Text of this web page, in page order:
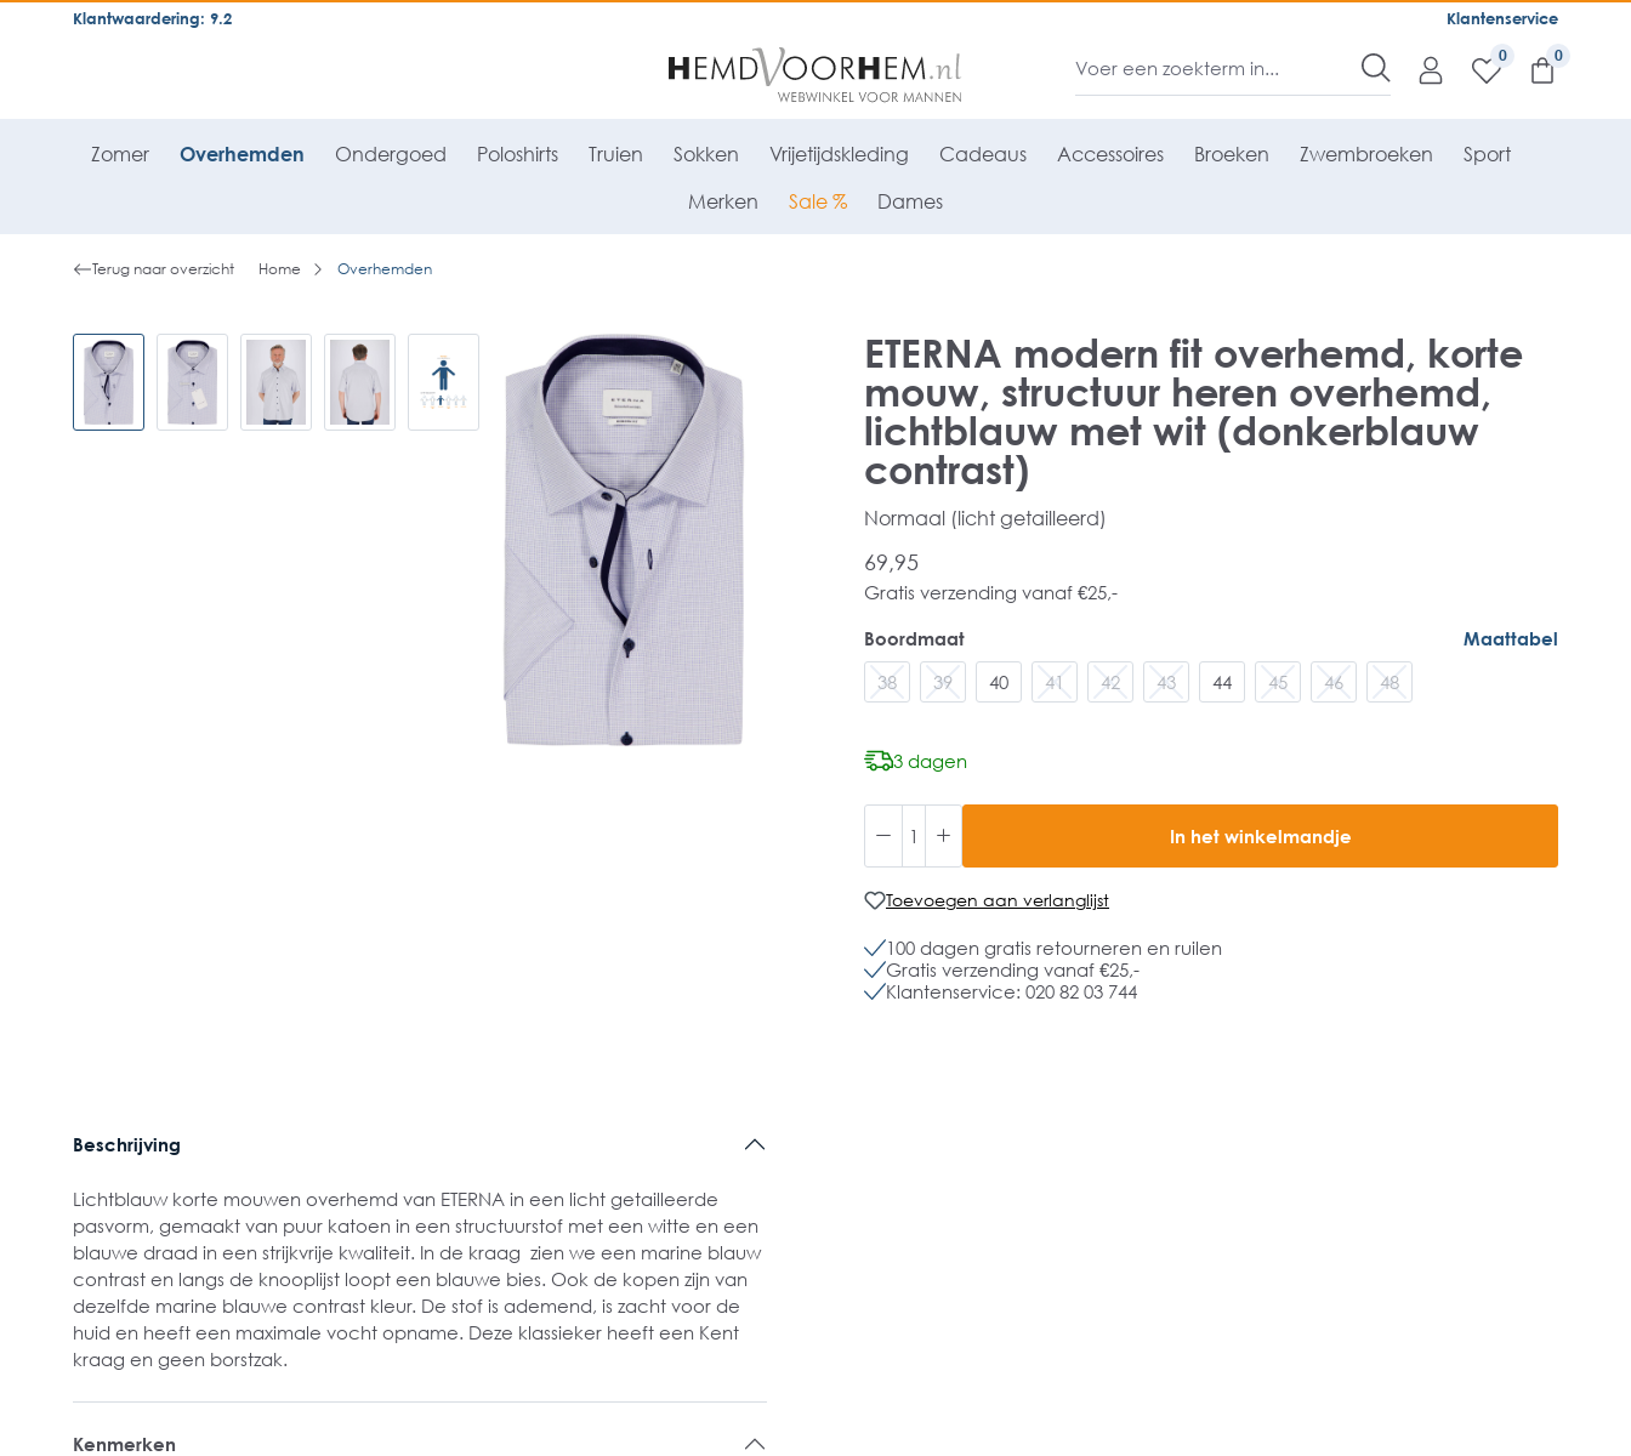
general.skipToNavigation Klantenservice
Klantwaardering: 9.2
0
Zomer Overhemden Ondergoed Poloshirts Truien Sokken Vrijetijdskleding Cadeaus Accessoires Broeken Zwembroeken Sport
Merken Sale % Dames
Terug naar overzicht Home Overhemden
ETERNA modern fit overhemd, korte
mouw, structuur heren overhemd,
lichtblauw met wit (donkerblauw
contrast)
Normaal (licht getailleerd)
69,95
Gratis verzending vanaf €25,-
Boordmaat
Maattabel
38
39 40 41 42 43 44 45 46 48
3 dagen
In het winkelmandje
Toevoegen aan verlanglijst
100 dagen gratis retourneren en ruilen
Gratis verzending vanaf €25,-
Klantenservice: 020 82 03 744
Beschrijving
Lichtblauw korte mouwen overhemd van ETERNA in een licht getailleerde
pasvorm, gemaakt van puur katoen in een structuurstof met een witte en een
blauwe draad in een strijkvrije kwaliteit. In de kraag zien we een marine blauw
contrast en langs de knooplijst loopt een blauwe bies. Ook de kopen zijn van
dezelfde marine blauwe contrast kleur. De stof is ademend, is zacht voor de
huid en heeft een maximale vocht opname. Deze klassieker heeft een Kent
kraag en geen borstzak.
Kenmerken